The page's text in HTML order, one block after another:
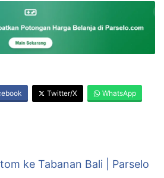
Twitter/X WhatsApp
ke Tabanan Bali | Parselo